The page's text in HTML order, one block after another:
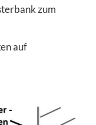
zum
auf